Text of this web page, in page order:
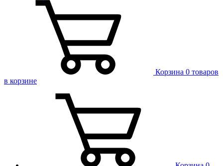
Корзина 0 товаров
в корзине